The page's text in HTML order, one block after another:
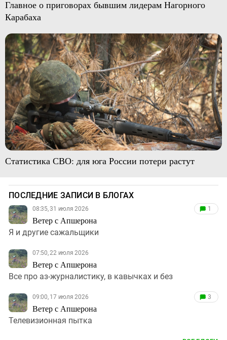
Главное о приговорах бывшим лидерам Нагорного
Карабаха
Статистика СВО: для юга России потери растут
ПОСЛЕДНИЕ ЗАПИСИ В БЛОГАХ
08:35, 31 июля 2026
Ветер с Апшерона
1
Я и другие сажальщики
07:50, 22 июля 2026
Ветер с Апшерона
Все про аз-журналистику, в кавычках и без
09:00, 17 июля 2026
Ветер с Апшерона
3
Телевизионная пытка